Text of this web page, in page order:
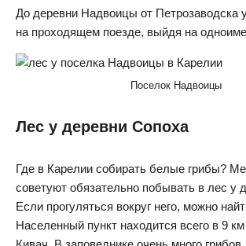
До деревни Надвоицы от Петрозаводска
на проходящем поезде, выйдя на
Поселок Надвоицы
Лес у деревни Сопоха
Где в Карелии собирать белые грибы?
советуют обязательно побывать в лес у
Если прогуляться вокруг него, можно
Населенный пункт находится всего в 9